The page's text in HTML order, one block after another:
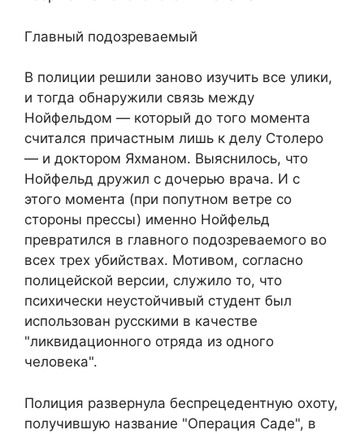
Главный подозреваемый
В полиции решили заново изучить все улики,
и тогда обнаружили связь между
Нойфельдом — который до того момента
считался причастным лишь к делу Столеро
— и доктором Яхманом. Выяснилось, что
Нойфельд дружил с дочерью врача. И с
этого момента (при попутном ветре со
стороны прессы) именно Нойфельд
превратился в главного подозреваемого во
всех трех убийствах. Мотивом, согласно
полицейской версии, служило то, что
психически неустойчивый студент был
использован русскими в качестве
"ликвидационного отряда из одного
человека".
Полиция развернула беспрецедентную охоту,
получившую название "Операция Саде", в